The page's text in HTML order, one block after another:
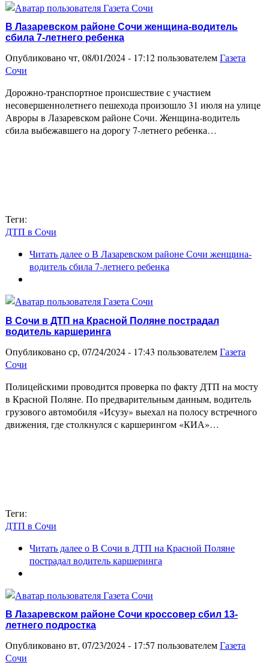
В Лазаревском районе Сочи женщина-водитель
сбила 7-летнего ребенка
Опубликовано чт, 08/01/2024 - 17:12 пользователемГазета
Сочи
Дорожно-транспортное происшествие с участием
несовершеннолетнего пешехода произошло 31 июля на улице
Авроры в Лазаревском районе Сочи. Женщина-водитель
сбила выбежавшего на дорогу 7-летнего ребенка…
Теги:
ДТП в Сочи
Читать далеео В Лазаревском районе Сочи женщина-
водитель сбила 7-летнего ребенка
В Сочи в ДТП на Красной Поляне пострадал
водитель каршеринга
Опубликовано ср, 07/24/2024 - 17:43 пользователемГазета
Сочи
Полицейскими проводится проверка по факту ДТП на мосту
в Красной Поляне. По предварительным данным, водитель
грузового автомобиля «Исузу» выехал на полосу встречного
движения, где столкнулся с каршерингом «КИА»…
Теги:
ДТП в Сочи
Читать далеео В Сочи в ДТП на Красной Поляне
пострадал водитель каршеринга
В Лазаревском районе Сочи кроссовер сбил 13-
летнего подростка
Опубликовано вт, 07/23/2024 - 17:57 пользователемГазета
Сочи